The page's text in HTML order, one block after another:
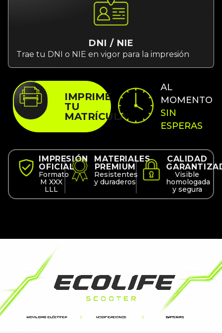
DNI / NIE
Trae tu DNI o NIE en vigor para la impresión
IMPRIME
TU
MATRÍCULA
AL
MOMENTO
SIN
ESPERAS
IMPRESIÓN
OFICIAL
Formato
M XXX
LLL
MATERIALES
PREMIUM
Resistentes
y duraderos
CALIDAD
Visible
homologada
y segura